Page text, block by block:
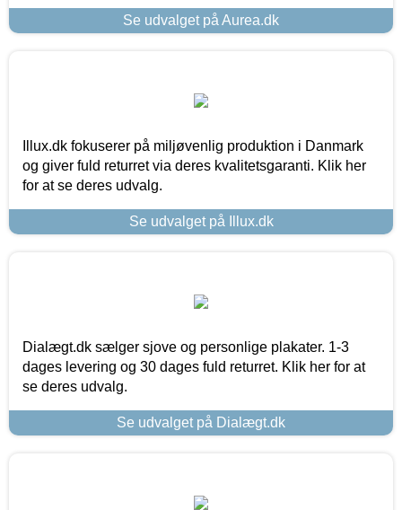
Se udvalget på Aurea.dk
Illux.dk fokuserer på miljøvenlig produktion i Danmark
og giver fuld returret via deres kvalitetsgaranti. Klik her
for at se deres udvalg.
Se udvalget på Illux.dk
Dialægt.dk sælger sjove og personlige plakater. 1-3
dages levering og 30 dages fuld returret. Klik her for at
se deres udvalg.
Se udvalget på Dialægt.dk